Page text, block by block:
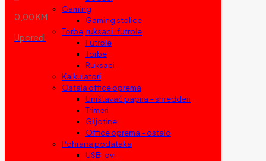
0,00 KM
Uporedi
Gaming
Gaming stolice
Torbe, ruksaci i futrole
Futrole
Torbe
Ruksaci
Kalkulatori
Ostala office oprema
Uništavač papira – shredderi
Trimeri
Giljotine
Office oprema – ostalo
Pohrana podataka
USB-ovi